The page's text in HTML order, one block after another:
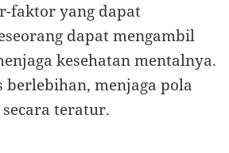
faktor yang dapat
dapat mengambil
kesehatan mentalnya.
menjaga pola
teratur.